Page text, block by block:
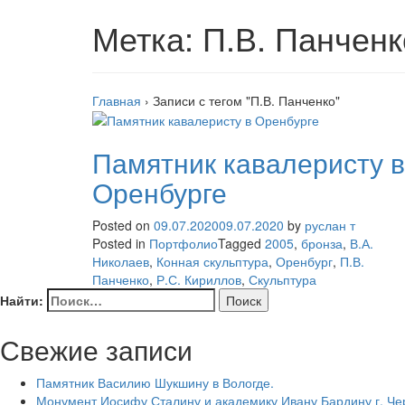
Метка: П.В.
Главная › Записи с тегом "П.В. Панченко"
Памятник кавалеристу в
Оренбурге
Posted on 09.07.202009.07.2020 by руслан т
Posted in ПортфолиоTagged 2005, бронза, В.А.
Николаев, Конная скульптура, Оренбург, П.В.
Панченко, Р.С. Кириллов, Скульптура
Найти:
Свежие записи
Памятник Василию Шукшину в Вологде.
Монумент Иосифу Сталину и академику Ивану Бардину г.